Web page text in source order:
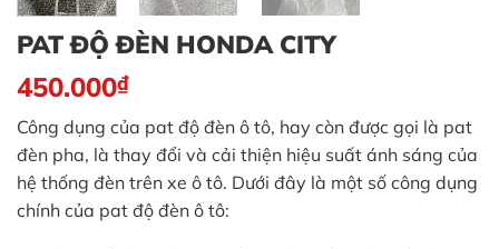
PAT ĐỘ ĐÈN HONDA CITY
450.000₫
Công dụng của pat độ đèn ô tô, hay còn được gọi là pat
đèn pha, là thay đổi và cải thiện hiệu suất ánh sáng của
hệ thống đèn trên xe ô tô. Dưới đây là một số công dụng
chính của pat độ đèn ô tô: